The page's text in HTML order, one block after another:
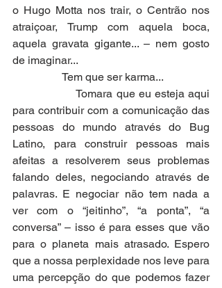
o Hugo Motta nos trair, o Centrão nos
atraiçoar, Trump com aquela boca,
aquela gravata gigante... – nem gosto
de imaginar...
Tem que ser karma...
Tomara que eu esteja aqui
para contribuir com a comunicação das
pessoas do mundo através do Bug
Latino, para construir pessoas mais
afeitas a resolverem seus problemas
falando deles, negociando através de
palavras. E negociar não tem nada a
ver com o “jeitinho”, “a ponta”, “a
conversa” – isso é para esses que vão
para o planeta mais atrasado. Espero
que a nossa perplexidade nos leve para
uma percepção do que podemos fazer